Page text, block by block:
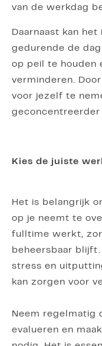
van de werkdag
Daarnaast kan
gedurende de
op peil te houden
verminderen.
voor jezelf te
geconcentreerder
Kies de juiste
Het is belangrijk
op je neemt te
fulltime werkt,
beheersbaar
stress en
kan zorgen voor
Neem regelmatig
evalueren en